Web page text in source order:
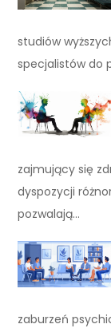
studiów
specjalistów do
zajmujący się
dyspozycji
pozwalają…
zaburzeń